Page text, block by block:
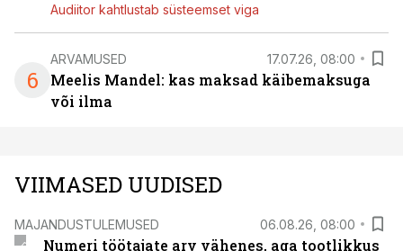
Audiitor kahtlustab süsteemset viga
6
ARVAMUSED 17.07.26, 08:00
Meelis Mandel: kas maksad käibemaksuga
või ilma
VIIMASED UUDISED
MAJANDUSTULEMUSED 06.08.26, 08:00
Numeri töötajate arv vähenes, aga tootlikkus